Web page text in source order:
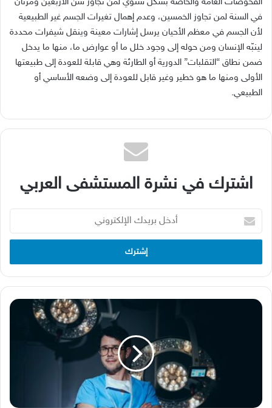
الفحوصات العامة والخاصة بشكل سنوي لمن تجاوز سن الأربعين ومرتان
في السنة لمن تجاوز الخمسين، وعدم إهمال تغيرات الجسم غير الطبيعية
لأن الجسم في معظم الأحيان يرسل إشارات معينة وينقل شيفرات محددة
لينبّه الإنسان ومن حوله إلى وجود خلل ما أو عوارض ما، منها ما يدخل
ضمن نطاق “التقلبات” الدورية أو الطارئة وهي قابلة للعودة إلى طبيعتها
الأولى ومنها ما هو خطير وغير قابل للعودة إلى وضعه الأساسي أو
الطبيعي.
اشترك في نشرة المستشفى العربي
بريدك
الإلكتروني
جرّاح